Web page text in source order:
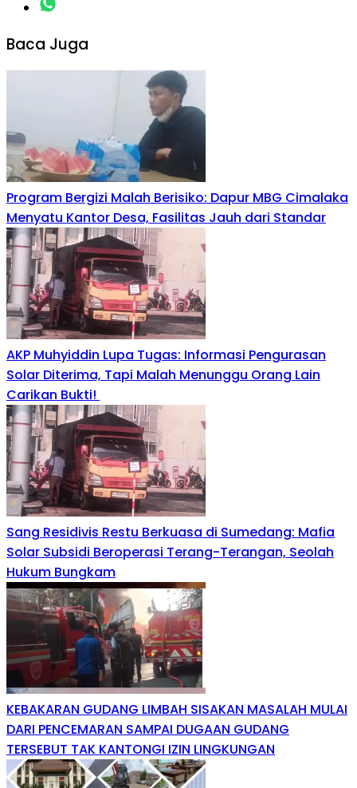
Baca Juga
Program Bergizi Malah Berisiko: Dapur MBG Cimalaka
Menyatu Kantor Desa, Fasilitas Jauh dari Standar
AKP Muhyiddin Lupa Tugas: Informasi Pengurasan
Solar Diterima, Tapi Malah Menunggu Orang Lain
Carikan Bukti!
Sang Residivis Restu Berkuasa di Sumedang: Mafia
Solar Subsidi Beroperasi Terang-Terangan, Seolah
Hukum Bungkam
KEBAKARAN GUDANG LIMBAH SISAKAN MASALAH MULAI
DARI PENCEMARAN SAMPAI DUGAAN GUDANG
TERSEBUT TAK KANTONGI IZIN LINGKUNGAN